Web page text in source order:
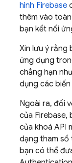
hình Firebase
thêm vào
bạn kết nối
Xin lưu ý rằng
ứng dụng
chẳng hạn
dụng các
Ngoài ra, đối
của Firebase,
của khoá API
dạng tham số
bạn có thể